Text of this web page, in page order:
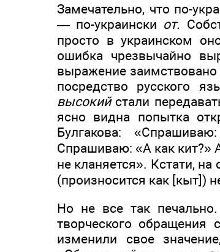
Замечательно, что по-
— по-украински от.
просто в украинском
ошибка чрезвычайно
выражение заимствовано
посредство русского
высокийстали
ясно видна попытка
Булгакова:
Спрашиваю: «А как кит?»
не кланяется». Кстати,
(произносится как [кыт])
Но не все так печально.
творческого
изменили свое